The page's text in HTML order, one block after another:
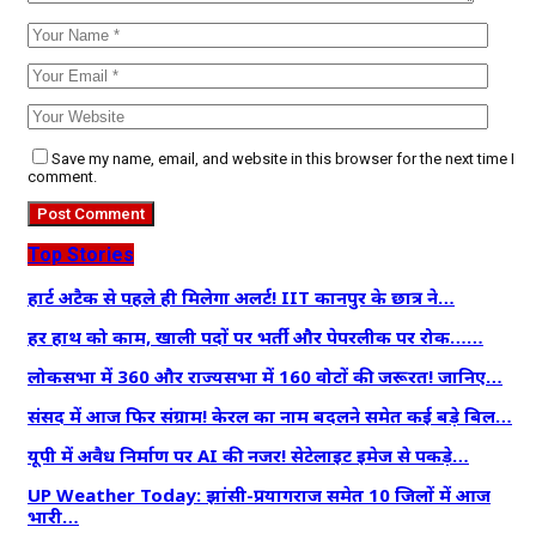
Save my name, email, and website in this browser for the next time I
comment.
Top Stories
हार्ट अटैक से पहले ही मिलेगा अलर्ट! IIT कानपुर के छात्र ने…
हर हाथ को काम, खाली पदों पर भर्ती और पेपरलीक पर रोक……
लोकसभा में 360 और राज्यसभा में 160 वोटों की जरूरत! जानिए…
संसद में आज फिर संग्राम! केरल का नाम बदलने समेत कई बड़े बिल…
यूपी में अवैध निर्माण पर AI की नजर! सेटेलाइट इमेज से पकड़े…
UP Weather Today: झांसी-प्रयागराज समेत 10 जिलों में आज
भारी…